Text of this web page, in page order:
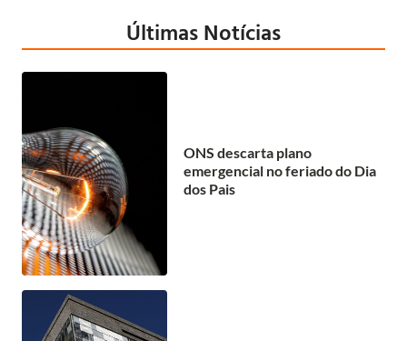
Últimas Notícias
ONS descarta plano
emergencial no feriado do Dia
dos Pais